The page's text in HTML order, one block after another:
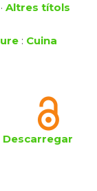
Altres títols
: Cuina
Descarregar